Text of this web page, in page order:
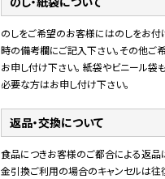
のしをご希望のお客様にはのしをお付
時の備考欄にご記入下さい。その他ご希
お申し付け下さい。 紙袋やビニール袋
必要な方はお申し付け下さい。
返品・交換について
食品につきお客様のご都合による返品
金引換ご利用の場合のキャンセルは